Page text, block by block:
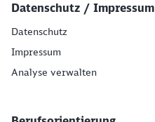
Datenschutz / Impressum
Datenschutz
Impressum
Analyse verwalten